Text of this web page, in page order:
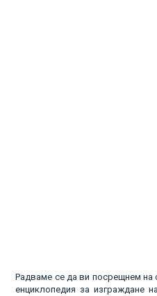
Радваме се да ви посрещнем
енциклопедия за изграждане